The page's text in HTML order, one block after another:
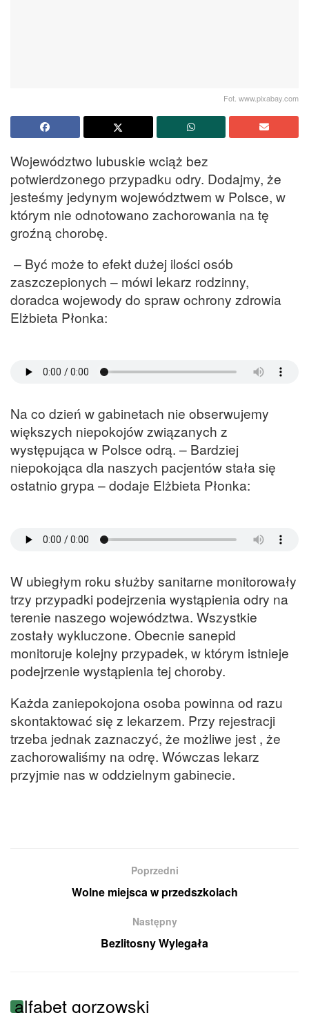
Fot. www.pixabay.com
Województwo lubuskie wciąż bez
potwierdzonego przypadku odry. Dodajmy, że
jesteśmy jedynym województwem w Polsce, w
którym nie odnotowano zachorowania na tę
groźną chorobę.
– Być może to efekt dużej ilości osób
zaszczepionych – mówi lekarz rodzinny,
doradca wojewody do spraw ochrony zdrowia
Elżbieta Płonka:
Na co dzień w gabinetach nie obserwujemy
większych niepokojów związanych z
występująca w Polsce odrą. – Bardziej
niepokojąca dla naszych pacjentów stała się
ostatnio grypa – dodaje Elżbieta Płonka:
W ubiegłym roku służby sanitarne monitorowały
trzy przypadki podejrzenia wystąpienia odry na
terenie naszego województwa. Wszystkie
zostały wykluczone. Obecnie sanepid
monitoruje kolejny przypadek, w którym istnieje
podejrzenie wystąpienia tej choroby.
Każda zaniepokojona osoba powinna od razu
skontaktować się z lekarzem. Przy rejestracji
trzeba jednak zaznaczyć, że możliwe jest , że
zachorowaliśmy na odrę. Wówczas lekarz
przyjmie nas w oddzielnym gabinecie.
Poprzedni
Wolne miejsca w przedszkolach
Następny
Bezlitosny Wylegała
alfabet gorzowski